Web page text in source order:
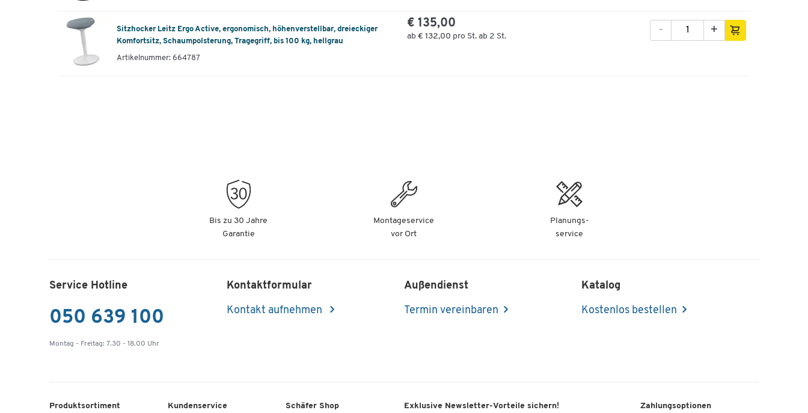
Entspricht der Norm DIN 26800 EN ISO 15537 unter
Berücksichtigung des ergonomischen Komforts
(Sicherheitstests bezüglich Schadstoffe
bestanden)
Material Gestell: Stahl
Gesamtmaße: B 370 x T 377 x H 460 mm
Sitzhocker Leitz Ergo Active, ergonomisch, höhenverstellbar, dreieckiger
Komfortsitz, Schaumpolsterung, Tragegriff, bis 100 kg, hellgrau
Artikelnummer: 664787
€ 135,00
ab € 132,00 pro St. ab 2 St.
+
-
Bis zu 30 Jahre
Garantie
Montageservice
vor Ort
Planungs-
service
Service Hotline
050 639 100
Montag - Freitag: 7.30 - 18.00 Uhr
Kontaktformular
Kontakt aufnehmen
Außendienst
Termin vereinbaren
Katalog
Kostenlos bestellen
Produktsortiment Kundenservice Schäfer Shop Exklusive Newsletter-Vorteile sichern! Zahlungsoptionen